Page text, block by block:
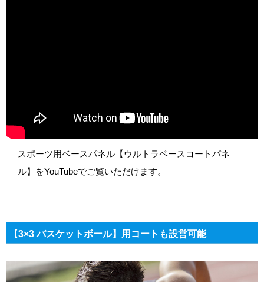
スポーツ用ベースパネル【ウルトラベースコートパネ
ル】をYouTubeでご覧いただけます。
【3×3 バスケットボール】用コートも設営可能